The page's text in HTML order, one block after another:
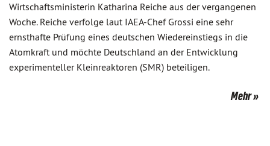
Wirtschaftsministerin Katharina Reiche aus der vergangenen
Woche. Reiche verfolge laut IAEA-Chef Grossi eine sehr
ernsthafte Prüfung eines deutschen Wiedereinstiegs in die
Atomkraft und möchte Deutschland an der Entwicklung
experimenteller Kleinreaktoren (SMR) beteiligen.
Mehr